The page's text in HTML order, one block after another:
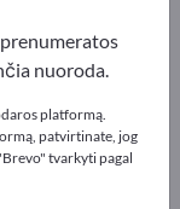
– Verslo
nuoroda.
platformą.
patvirtinate, jog
tvarkyti pagal